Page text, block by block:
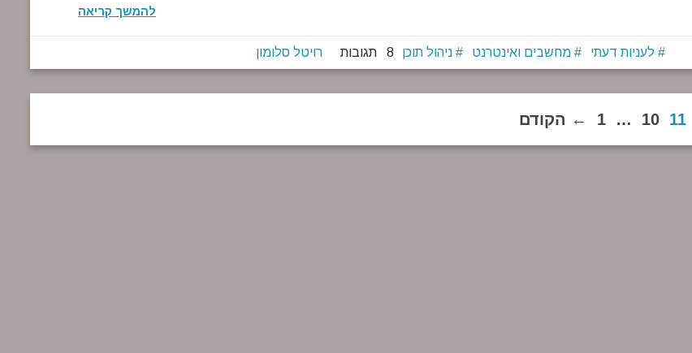
להמשך קריאה
לעניות דעתי מחשבים ואינטרנט ניהול תוכן 8 תגובות רויטל סלומון
הקודם ← 1 … 10 11